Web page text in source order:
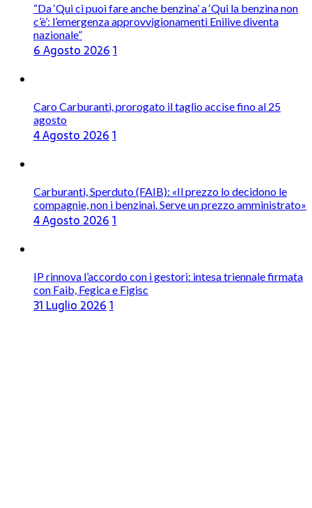
“Da ‘Qui ci puoi fare anche benzina’ a ‘Qui la benzina non
c’è’: l’emergenza approvvigionamenti Enilive diventa
nazionale”
6 Agosto 20261
Caro Carburanti, prorogato il taglio accise fino al 25
agosto
4 Agosto 20261
Carburanti, Sperduto (FAIB): «Il prezzo lo decidono le
compagnie, non i benzinai. Serve un prezzo amministrato»
4 Agosto 20261
IP rinnova l’accordo con i gestori: intesa triennale firmata
con Faib, Fegica e Figisc
31 Luglio 20261